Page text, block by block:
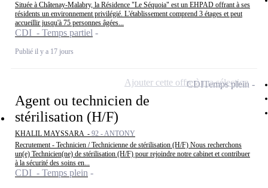
Située à Châtenay-Malabry, la Résidence "Le Séquoia" est un EHPAD offrant à ses
résidents un environnement privilégié. L'établissement comprend 3 étages et peut
accueillir jusqu'à 75 personnes âgées...
CDI - Temps partiel
Publié il y a 17 jours
Agent ou technicien de
stérilisation (H/F)
KHALIL MAYSSARA - 92 - ANTONY
Recrutement - Technicien / Technicienne de stérilisation (H/F) Nous recherchons
un(e) Technicien(ne) de stérilisation (H/F) pour rejoindre notre cabinet et contribuer
à la sécurité des soins en...
CDI - Temps plein
CDITemps plein
Ajouter cette offre à ma sélection